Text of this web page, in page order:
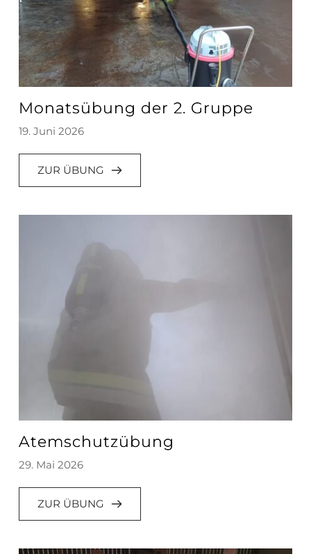
Monatsübung der 2. Gruppe
19. Juni 2026
ZUR ÜBUNG
Atemschutzübung
29. Mai 2026
ZUR ÜBUNG